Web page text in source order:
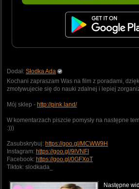
Dodał: Słodka Ada
Kochani zapraszam Was na film z poradami,
zmotywujecie się do nauki zdalnej i lepiej
Mój sklep - http://pink.land/
W komentarzach piszcie pomysły na następne
:)))
Zasubskrybuj: https://goo.gl/MCWW9H
Instagram: https://goo.gl/9lVNFI
Facebook: https://goo.gl/0GFXoT
Tiktok: slodkada_
Następne